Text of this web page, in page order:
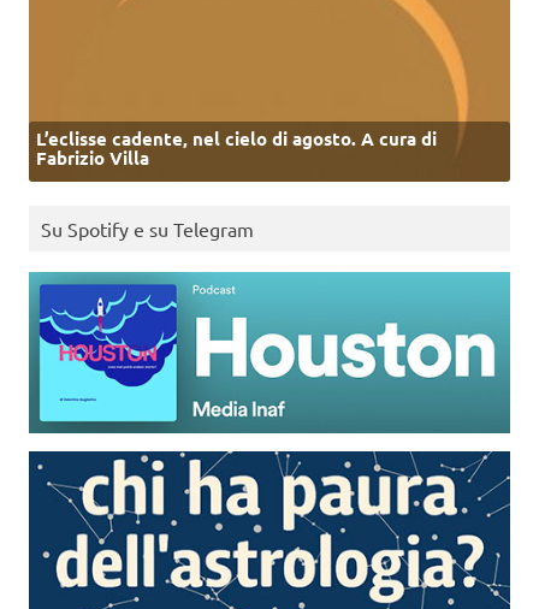
L’eclisse cadente, nel cielo di agosto. A cura di
Fabrizio Villa
Su Spotify e su Telegram